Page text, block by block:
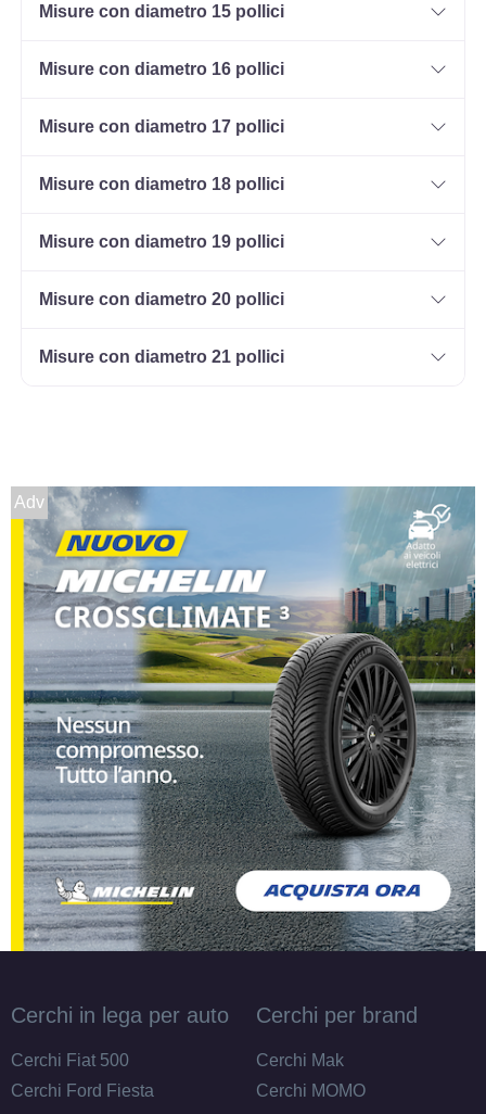
175/65 R14 82H Evc
Disponibile
Misure con diametro 15 pollici
Misure con diametro 16 pollici
Misure con diametro 17 pollici
Misure con diametro 18 pollici
Misure con diametro 19 pollici
Misure con diametro 20 pollici
Misure con diametro 21 pollici
Adv
Cerchi in lega per auto
Cerchi Fiat 500
Cerchi Ford Fiesta
Cerchi per brand
Cerchi Mak
Cerchi MOMO